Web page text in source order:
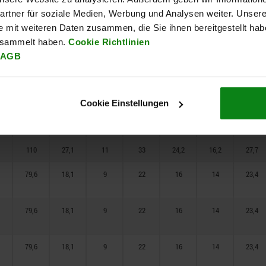
für soziale Medien, Werbung und Analysen weiter.
mit weiteren Daten zusammen, die Sie ihnen bereitgestellt
haben. Cookie Richtlinien
AGB
Cookie Einstellungen
110 27,1 11 33 24,2 16,2 27,7
110 27,1 11 33 24,2 16,2 27,7
110 27,1 11 33 24,2 16,2 27,7
11 33 24,2
110 27,1 11 33 24,2 16,2 27,7
79,6 18,1 9 22 16 14 23,4
79,6 18,1 9 22 16 14 23,4
79,6 18,1 9 22 16 14 23,4